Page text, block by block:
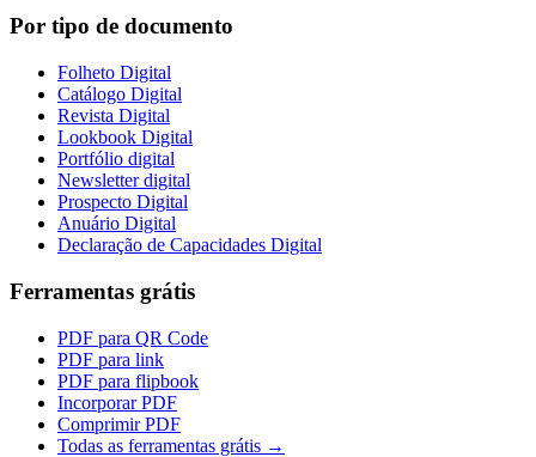
Por tipo de documento
Folheto Digital
Catálogo Digital
Revista Digital
Lookbook Digital
Portfólio digital
Newsletter digital
Prospecto Digital
Anuário Digital
Declaração de Capacidades Digital
Ferramentas grátis
PDF para QR Code
PDF para link
PDF para flipbook
Incorporar PDF
Comprimir PDF
Todas as ferramentas grátis →